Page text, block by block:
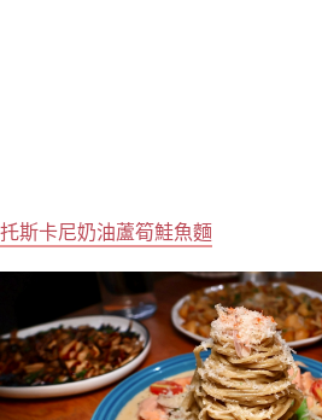
托斯卡尼奶油蘆筍鮭魚麵